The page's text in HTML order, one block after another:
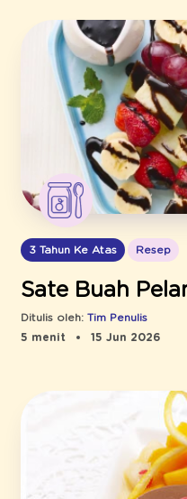
3 Tahun Ke Atas Resep
Sate Buah
Ditulis oleh: Tim Penulis
5 menit
15 Jun 2026